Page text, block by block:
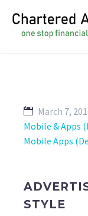
March 7,
Mobile & Apps
Mobile Apps
STYLE